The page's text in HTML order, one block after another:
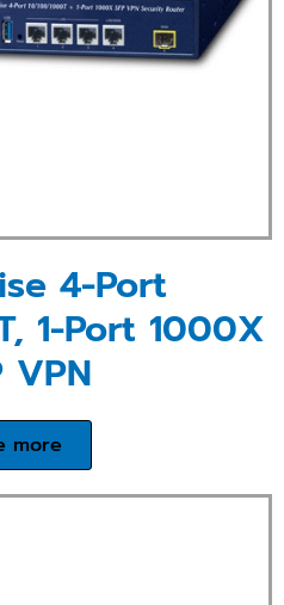
4-Port
1-Port 1000X
VPN
more